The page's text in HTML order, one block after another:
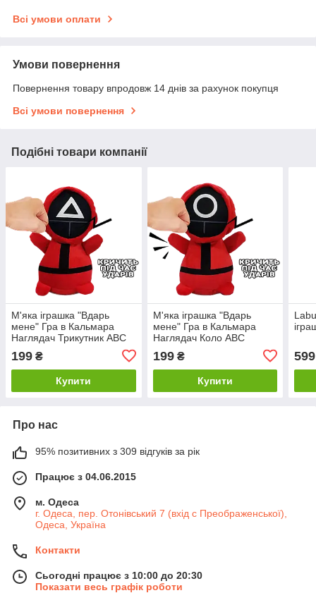
Всі умови оплати
Умови повернення
Повернення товару впродовж 14 днів за рахунок покупця
Всі умови повернення
Подібні товари компанії
М'яка іграшка "Вдарь
мене" Гра в Кальмара
Наглядач Трикутник ABC
199 ₴
Купити
М'яка іграшка "Вдарь
мене" Гра в Кальмара
Наглядач Коло ABC
199₴
Купити
599
Про нас
95% позитивних з 309 відгуків за рік
Працює з 04.06.2015
м. Одеса
г. Одеса, пер. Отонівський 7 (вхід с Преображенської),
Одеса, Україна
Контакти
Сьогодні працює з 10:00 до 20:30
Показати весь графік роботи